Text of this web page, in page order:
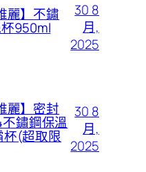
麗】不鏽
950ml
30 8
月,
2025
麗】密封
鏽鋼保溫
杯(超取限
30 8
月,
2025